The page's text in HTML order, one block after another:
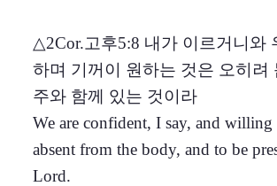
△2Cor.고후5:8 내가 이르거니와
하며 기꺼이 원하는 것은 오히려
주와 함께 있는 것이라
We are confident, I say, and willing
absent from the body, and to be
Lord.